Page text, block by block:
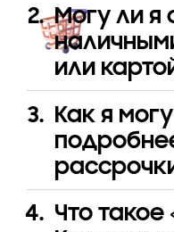
Могу ли я
или
Как я
Что такое